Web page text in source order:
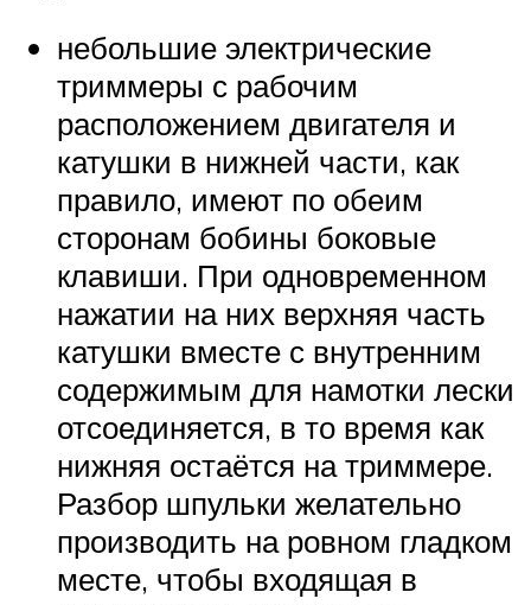
небольшие электрические
триммеры с рабочим
расположением двигателя и
катушки в нижней части, как
правило, имеют по обеим
сторонам бобины боковые
клавиши. При одновременном
нажатии на них верхняя часть
катушки вместе с внутренним
содержимым для намотки лески
отсоединяется, в то время как
нижняя остаётся на триммере.
Разбор шпульки желательно
производить на ровном гладком
месте, чтобы входящая в